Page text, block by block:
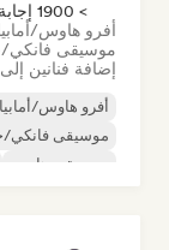
> 1900 إجابة تم تقديمها
أفرو هاوس/
موسيقى
إضافة فنانين
أفرو هاوس/
موسيقى فانكي/
موسيقى هاوس